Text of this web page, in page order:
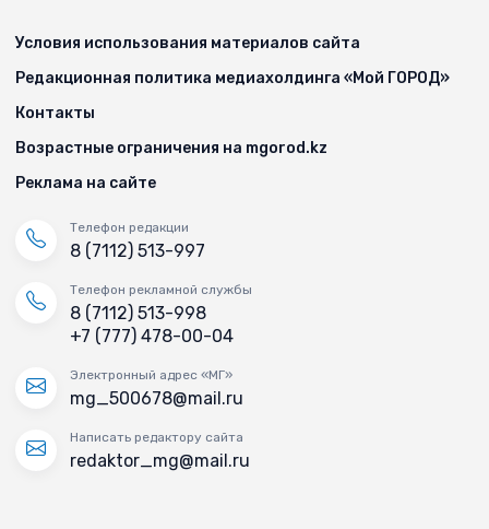
Условия использования материалов сайта
Редакционная политика медиахолдинга «Мой ГОРОД»
Контакты
Возрастные ограничения на mgorod.kz
Реклама на сайте
Телефон редакции
8 (7112) 513-997
Телефон рекламной службы
8 (7112) 513-998
+7 (777) 478-00-04
Электронный адрес «МГ»
mg_500678@mail.ru
Написать редактору сайта
redaktor_mg@mail.ru